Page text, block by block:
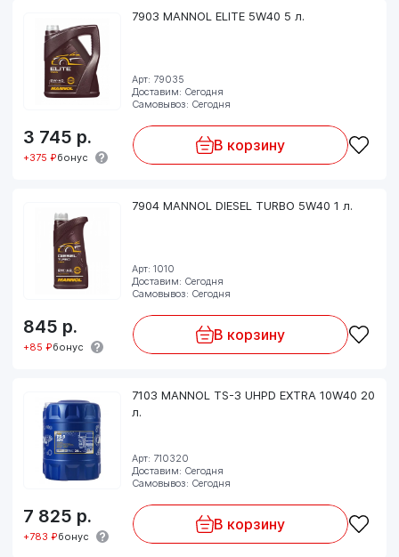
7903 MANNOL ELITE 5W40 5 л.
Арт: 79035
Доставим: Сегодня
Самовывоз: Сегодня
3 745 р.
+375 ₽бонус
В корзину
7904 MANNOL DIESEL TURBO 5W40 1 л.
Арт: 1010
Доставим: Сегодня
Самовывоз: Сегодня
845 р.
+85 ₽бонус
В корзину
7103 MANNOL TS-3 UHPD EXTRA 10W40 20
л.
Арт: 710320
Доставим: Сегодня
Самовывоз: Сегодня
7 825 р.
+783 ₽бонус
В корзину